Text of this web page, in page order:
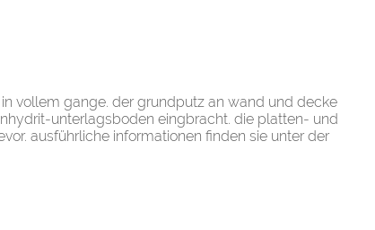
vollem gange. der grundputz an wand und decke
unterlagsboden eingbracht. die platten- und
ausführliche informationen finden sie unter der